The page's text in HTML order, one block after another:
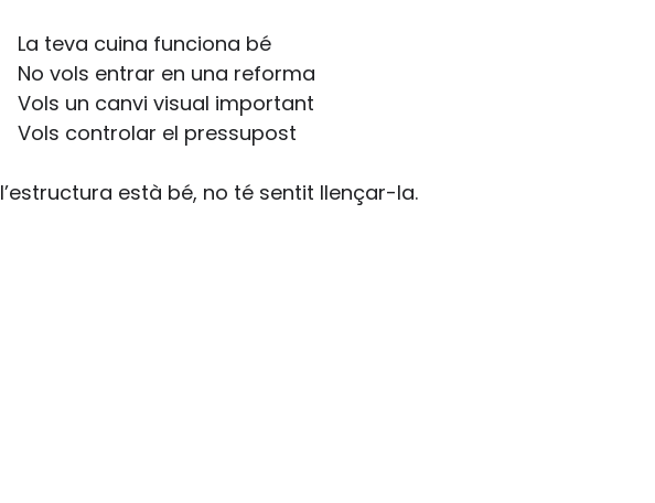
La teva cuina funciona bé
No vols entrar en una reforma
Vols un canvi visual important
Vols controlar el pressupost
està bé, no té sentit llençar-la.